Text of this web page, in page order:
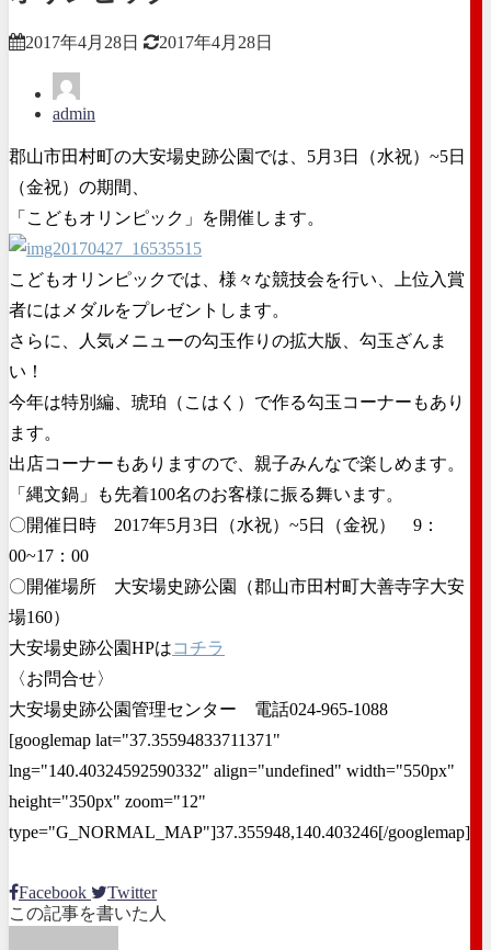
2017年4月28日 2017年4月28日
admin
郡山市田村町の大安場史跡公園では、5月3日（水祝）~5日
（金祝）の期間、
「こどもオリンピック」を開催します。
こどもオリンピックでは、様々な競技会を行い、上位入賞
者にはメダルをプレゼントします。
さらに、人気メニューの勾玉作りの拡大版、勾玉ざんま
い！
今年は特別編、琥珀（こはく）で作る勾玉コーナーもあり
ます。
出店コーナーもありますので、親子みんなで楽しめます。
「縄文鍋」も先着100名のお客様に振る舞います。
〇開催日時 2017年5月3日（水祝）~5日（金祝） 9：
00~17：00
〇開催場所 大安場史跡公園（郡山市田村町大善寺字大安
場160）
大安場史跡公園HPはコチラ
〈お問合せ〉
大安場史跡公園管理センター 電話024-965-1088
[googlemap lat="37.35594833711371"
lng="140.40324592590332" align="undefined" width="550px"
height="350px" zoom="12"
type="G_NORMAL_MAP"]37.355948,140.403246[/googlemap]
Facebook
Twitter
この記事を書いた人